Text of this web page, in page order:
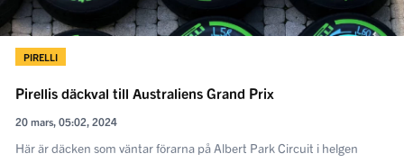
PIRELLI
Pirellis däckval till Australiens Grand Prix
20 mars, 05:02, 2024
Här är däcken som väntar förarna på Albert Park Circuit i helgen